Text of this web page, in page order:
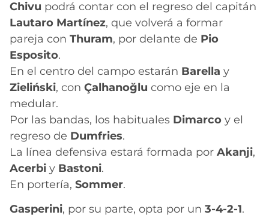
Chivu podrá contar con el regreso del capitán
Lautaro Martínez, que volverá a formar
pareja con Thuram, por delante de Pio
Esposito.
En el centro del campo estarán Barella y
Zieliński, con Çalhanoğlu como eje en la
medular.
Por las bandas, los habituales Dimarco y el
regreso de Dumfries.
La línea defensiva estará formada por Akanji,
Acerbi y Bastoni.
En portería, Sommer.
Gasperini, por su parte, opta por un 3-4-2-1.